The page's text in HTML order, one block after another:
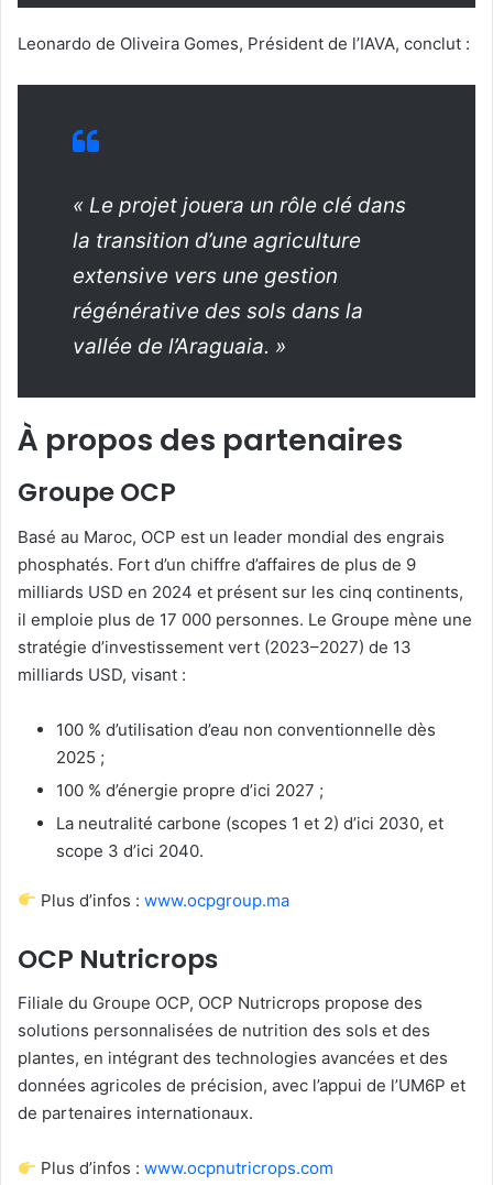
Leonardo de Oliveira Gomes, Président de l’IAVA, conclut :
« Le projet jouera un rôle clé dans
la transition d’une agriculture
extensive vers une gestion
régénérative des sols dans la
vallée de l’Araguaia. »
À propos des partenaires
Groupe OCP
Basé au Maroc, OCP est un leader mondial des engrais
phosphatés. Fort d’un chiffre d’affaires de plus de 9
milliards USD en 2024 et présent sur les cinq continents,
il emploie plus de 17 000 personnes. Le Groupe mène une
stratégie d’investissement vert (2023–2027) de 13
milliards USD, visant :
100 % d’utilisation d’eau non conventionnelle dès
2025 ;
100 % d’énergie propre d’ici 2027 ;
La neutralité carbone (scopes 1 et 2) d’ici 2030, et
scope 3 d’ici 2040.
Plus d’infos :www.ocpgroup.ma
OCP Nutricrops
Filiale du Groupe OCP, OCP Nutricrops propose des
solutions personnalisées de nutrition des sols et des
plantes, en intégrant des technologies avancées et des
données agricoles de précision, avec l’appui de l’UM6P et
de partenaires internationaux.
Plus d’infos :www.ocpnutricrops.com